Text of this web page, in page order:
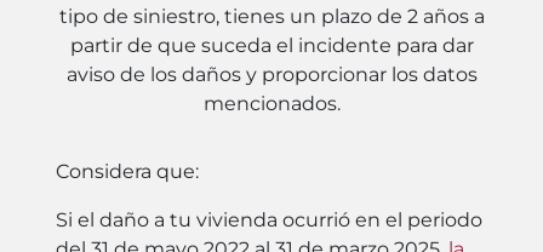
tipo de siniestro, tienes un plazo de 2 años a
partir de que suceda el incidente para dar
aviso de los daños y proporcionar los datos
mencionados.
Considera que:
Si el daño a tu vivienda ocurrió en el periodo